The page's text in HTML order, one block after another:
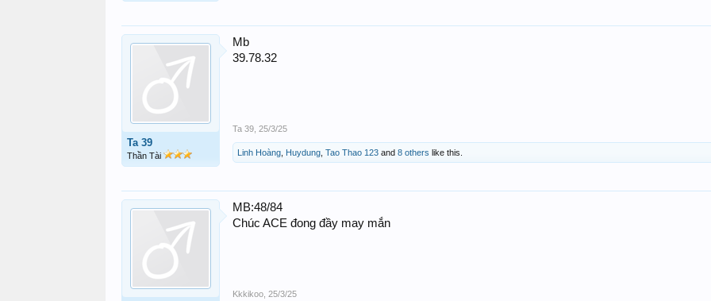
Ta 39
Thần Tài
Mb
39.78.32
Ta 39 25/3/25
Linh Hoàng Huydung Tao Thao 123 and 8 others like this.
MB:48/84
Chúc ACE đong đầy may mắn
Kkkikoo 25/3/25